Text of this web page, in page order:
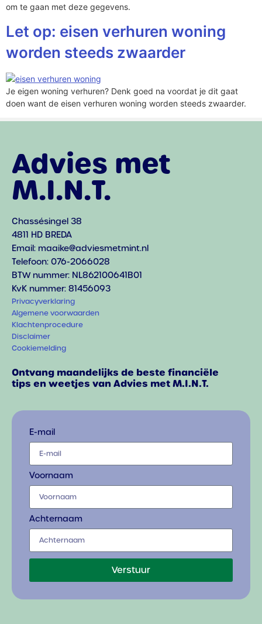
om te gaan met deze gegevens.
Let op: eisen verhuren woning
worden steeds zwaarder
Je eigen woning verhuren? Denk goed na voordat je dit gaat
doen want de eisen verhuren woning worden steeds zwaarder.
Advies met
M.I.N.T.
Chassésingel 38
4811 HD BREDA
Email: maaike@adviesmetmint.nl
Telefoon: 076-2066028
BTW nummer: NL862100641B01
KvK nummer: 81456093
Privacyverklaring
Algemene voorwaarden
Klachtenprocedure
Disclaimer
Cookiemelding
Ontvang maandelijks de beste financiële
tips en weetjes van Advies met M.I.N.T.
E-mail
Voornaam
Achternaam
Verstuur